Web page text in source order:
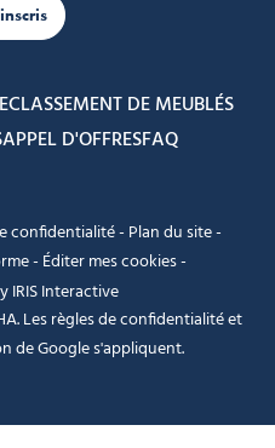
CLASSEMENT DE MEUBLÉS
APPEL D'OFFRESFAQ
confidentialité- Plan du site-
- Éditer mes cookies-
IRIS Interactive
Lesrègles de confidentialitéet
de Google s'appliquent.